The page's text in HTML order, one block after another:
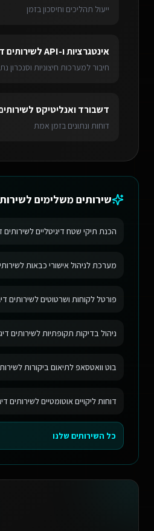
ייעול תהליכים וחיסכון בזמן
אינטגרציות ו-API לשירותים
חיבור למערכות חיצוניות וסנכרון
דשבורד ואנליטיקס ל
דוחות ונתונים בזמן אמת
שירותים משלימים ל
הכנת תיקי שטח דיגיטליים לשירותים
מערכת לניהול אישורי כבאות
פורטל לקוחות ושרטוטים לשירותים
ניהול בדיקות תקופתיות לשירותים
בוט וואטסאפ לתיאום ביקורות
דוחות ליקויים אוטומטיים לשירותים
כל השירותים שלנו